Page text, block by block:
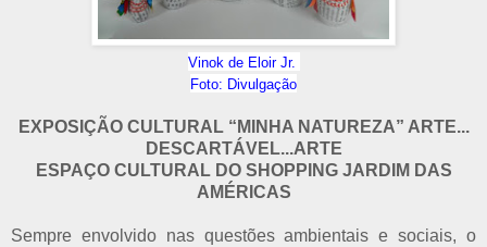
Vinok de Eloir Jr.
Foto: Divulgação
EXPOSIÇÃO CULTURAL “MINHA NATUREZA” ARTE...
DESCARTÁVEL...ARTE
ESPAÇO CULTURAL DO SHOPPING JARDIM DAS
AMÉRICAS
Sempre envolvido nas questões ambientais e sociais, o